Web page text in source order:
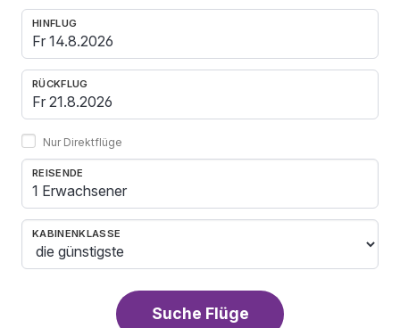
HINFLUG
RÜCKFLUG
Nur Direktflüge
REISENDE
1 Erwachsener
KABINENKLASSE
Suche Flüge